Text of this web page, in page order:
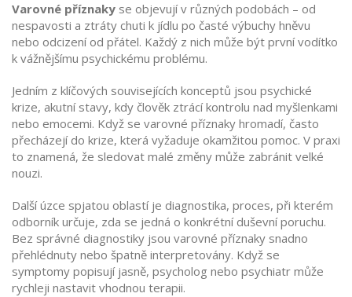
Varovné příznaky se objevují v různých podobách – od
nespavosti a ztráty chuti k jídlu po časté výbuchy hněvu
nebo odcizení od přátel. Každý z nich může být první vodítko
k vážnějšímu psychickému problému.
Jedním z klíčových souvisejících konceptů jsou psychické
krize, akutní stavy, kdy člověk ztrácí kontrolu nad myšlenkami
nebo emocemi. Když se varovné příznaky hromadí, často
přecházejí do krize, která vyžaduje okamžitou pomoc. V praxi
to znamená, že sledovat malé změny může zabránit velké
nouzi.
Další úzce spjatou oblastí je diagnostika, proces, při kterém
odborník určuje, zda se jedná o konkrétní duševní poruchu.
Bez správné diagnostiky jsou varovné příznaky snadno
přehlédnuty nebo špatně interpretovány. Když se
symptomy popisují jasně, psycholog nebo psychiatr může
rychleji nastavit vhodnou terapii.